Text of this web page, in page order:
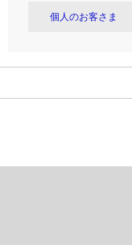
個人のお客さま